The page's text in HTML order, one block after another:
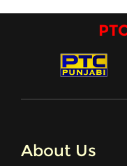
About Us